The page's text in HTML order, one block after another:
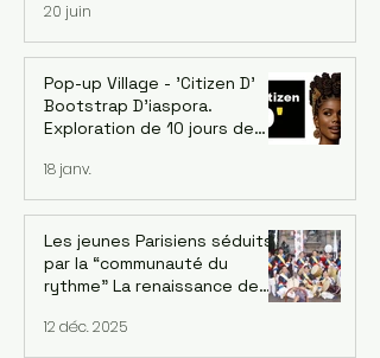
Jaehoon Yoo, économiste et
ancien conseiller de la Banque
asiatique de développement
- le 18/06
20 juin
Pop-up Village - 'Citizen D'
Bootstrap D'iaspora.
Exploration de 10 jours de
émergent de Burkina Faso. 1-
10 Décembre 2026
18 janv.
Les jeunes Parisiens séduits
par la “communauté du
rythme” La renaissance de
parisien “DONGNAMPUNG“
12 déc. 2025